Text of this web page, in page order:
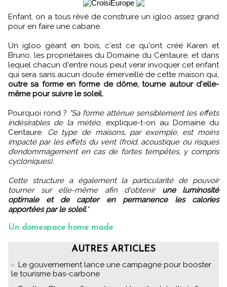
Enfant, on a tous rêvé de construire un igloo assez grand
pour en faire une cabane.
Un igloo géant en bois, c'est ce qu'ont créé Karen et
Bruno, les propriétaires du Domaine du Centaure, et dans
lequel chacun d'entre nous peut venir invoquer cet enfant
qui sera sans aucun doute émerveillé de cette maison qui,
outre sa forme en forme de dôme, tourne autour d'elle-
même pour suivre le soleil.
Pourquoi rond ? "Sa forme atténue sensiblement les effets
indésirables de la météo, explique-t-on au Domaine du
Centaure. Ce type de maisons, par exemple, est moins
impacté par les effets du vent (froid, acoustique ou risques
d’endommagement en cas de fortes tempêtes, y compris
cycloniques).
Cette structure a également la particularité de pouvoir
tourner sur elle-même afin d'obtenir une luminosité
optimale et de capter en permanence les calories
apportées par le soleil."
Un domespace home made
AUTRES ARTICLES
Le gouvernement lance une campagne pour booster
le tourisme bas-carbone